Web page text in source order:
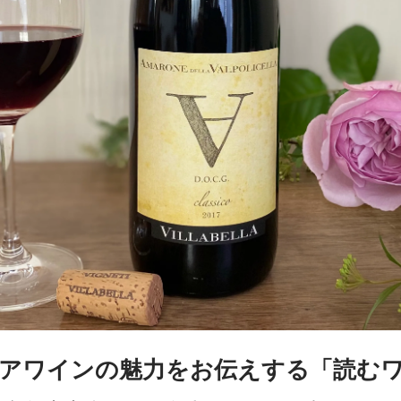
ワインの魅力をお伝えする「読む